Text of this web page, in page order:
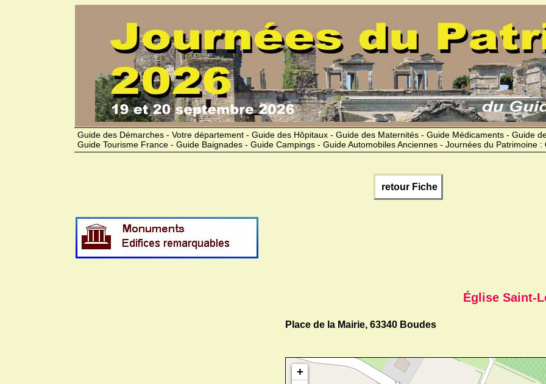
Guide des Démarches - Votre département - Guide des Hôpitaux - Guide des Maternités - Guide Médicaments - Guide
Guide Tourisme France - Guide Baignades - Guide Campings - Guide Automobiles Anciennes - Journées du Patrimoine :
retour Fiche
Église Saint-
Place de la Mairie, 63340 Boudes
+